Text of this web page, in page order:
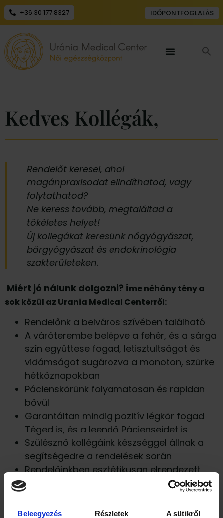
Beleegyezés Részletek A sütikről
+36 30 177 8327 IDŐPONTFOGLALÁS
Kedves Kollégák,
Rendelőt keresel, ahol
magánpraxisodat elindíthatod, vagy
folytathatod?
Ne keress tovább, megtaláltad a
tökéletes helyet!
Új kollegákat keresünk nőgyógyászat,
bőrgyógyászat és endokrinológia
szakterületeken.
Miért jó nálunk dolgozni? Íme néhány tény a
sok közül az Urania Medical Centerről:
Rendelőnk a belváros szívében található
A váróterembe belépve a fehér, és a sárga
szín együttese fogad, letisztultságot és
vidámságot sugározva a monoton, szürke
hétköznapokban
Pácienskörünk folyamatosan és rapidan
bővül
Garantáltan mindig pozitív légkör fogad
Téged is, és a leendő Pácienseidet is
Szülésznő kollégáink készséggel állnak a
segítségedre a rendelések során
Rendelőinkben esztétikusan elrendezett,
csúcsmodern berendezések és készülékek
fogadnak
Mivel rendelőnk számos laboratóriummal